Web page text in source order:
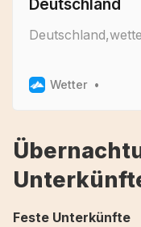
Deutschland
Wetter
Feste Unterkünfte